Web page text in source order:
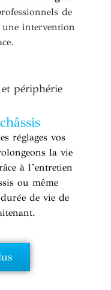
de
intervention
réglages vos
la vie
à l’entretien
ou même
de vie de